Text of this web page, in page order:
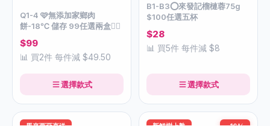
Q1-4 🩷無添加家鄉肉
餅-18℃ 儲存 99任選兩盒👇🏻
$99
📊 買2件 每件減 $49.50
選擇款式
B1-B3⭕️來發記榴槤蓉75g
$100任選五杯
$28
📊 買5件 每件減 $8
選擇款式